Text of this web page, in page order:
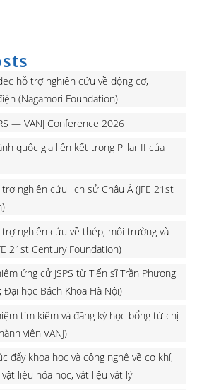
hỗ trợ nghiên cứu về động cơ,
(Nagamori Foundation)
— VANJ Conference 2026
quốc gia liên kết trong Pillar II của
nghiên cứu lịch sử Châu Á (JFE 21st
nghiên cứu về thép, môi trường và
21st Century Foundation)
ứng cử JSPS từ Tiến sĩ Trần Phương
Đại học Bách Khoa Hà Nội)
tìm kiếm và đăng ký học bổng từ chị
viên VANJ)
đẩy khoa học và công nghệ về cơ khí,
liệu hóa học, vật liệu vật lý